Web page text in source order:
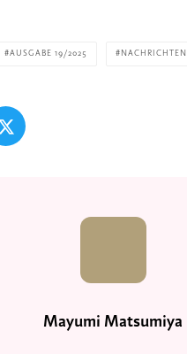
AUSGABE 19/2025 NACHRICHTEN
Mayumi Matsumiya